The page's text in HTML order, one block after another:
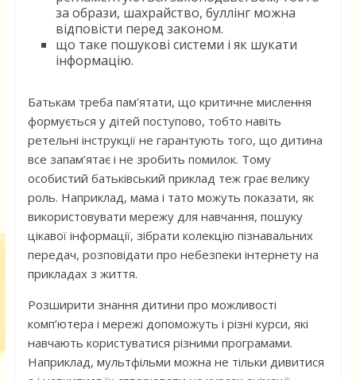
за образи, шахрайство, буллінг можна
відповісти перед законом.
що таке пошукові системи і як шукати
інформацію.
Батькам треба пам’ятати, що критичне мислення
формується у дітей поступово, тобто навіть
ретельні інструкції не гарантують того, що дитина
все запам’ятає і не зробить помилок. Тому
особистий батьківський приклад теж грає велику
роль. Наприклад, мама і тато можуть показати, як
використовувати мережу для навчання, пошуку
цікавої інформації, зібрати колекцію пізнавальних
передач, розповідати про небезпеки інтернету на
прикладах з життя.
Розширити знання дитини про можливості
комп’ютера і мережі допоможуть і різні курси, які
навчають користуватися різними програмами.
Наприклад, мультфільми можна не тільки дивитися